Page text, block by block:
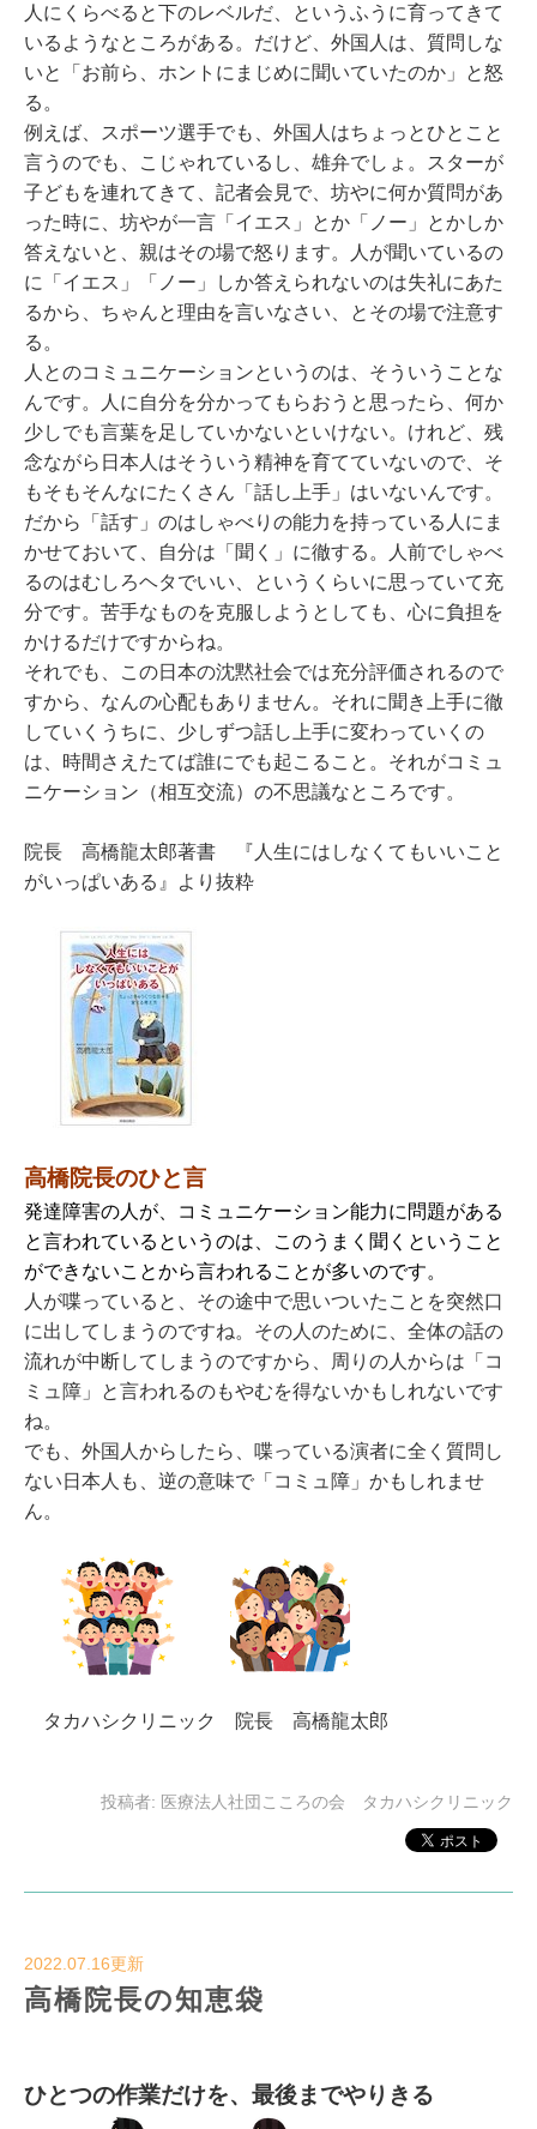
人にくらべると下のレベルだ、というふうに育ってきて
いるようなところがある。だけど、外国人は、質問しな
いと「お前ら、ホントにまじめに聞いていたのか」と怒
る。
例えば、スポーツ選手でも、外国人はちょっとひとこと
言うのでも、こじゃれているし、雄弁でしょ。スターが
子どもを連れてきて、記者会見で、坊やに何か質問があ
った時に、坊やが一言「イエス」とか「ノー」とかしか
答えないと、親はその場で怒ります。人が聞いているの
に「イエス」「ノー」しか答えられないのは失礼にあた
るから、ちゃんと理由を言いなさい、とその場で注意す
る。
人とのコミュニケーションというのは、そういうことな
んです。人に自分を分かってもらおうと思ったら、何か
少しでも言葉を足していかないといけない。けれど、残
念ながら日本人はそういう精神を育てていないので、そ
もそもそんなにたくさん「話し上手」はいないんです。
だから「話す」のはしゃべりの能力を持っている人にま
かせておいて、自分は「聞く」に徹する。人前でしゃべ
るのはむしろヘタでいい、というくらいに思っていて充
分です。苦手なものを克服しようとしても、心に負担を
かけるだけですからね。
それでも、この日本の沈黙社会では充分評価されるので
すから、なんの心配もありません。それに聞き上手に徹
していくうちに、少しずつ話し上手に変わっていくの
は、時間さえたてば誰にでも起こること。それがコミュ
ニケーション（相互交流）の不思議なところです。
院長 高橋龍太郎著書 『人生にはしなくてもいいこと
がいっぱいある』より抜粋
高橋院長のひと言
発達障害の人が、コミュニケーション能力に問題がある
と言われているというのは、このうまく聞くということ
ができないことから言われることが多いのです。
人が喋っていると、その途中で思いついたことを突然口
に出してしまうのですね。その人のために、全体の話の
流れが中断してしまうのですから、周りの人からは「コ
ミュ障」と言われるのもやむを得ないかもしれないです
ね。
でも、外国人からしたら、喋っている演者に全く質問し
ない日本人も、逆の意味で「コミュ障」かもしれませ
ん。
タカハシクリニック 院長 高橋龍太郎
投稿者: 医療法人社団こころの会 タカハシクリニック
2022.07.16更新
高橋院長の知恵袋
ひとつの作業だけを、最後までやりきる